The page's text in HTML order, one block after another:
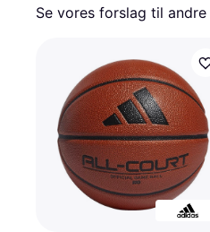
Se vores forslag til